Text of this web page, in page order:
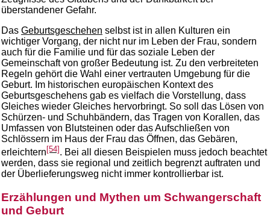
überstandener Gefahr.
Das Geburtsgeschehen selbst ist in allen Kulturen ein
wichtiger Vorgang, der nicht nur im Leben der Frau, sondern
auch für die Familie und für das soziale Leben der
Gemeinschaft von großer Bedeutung ist. Zu den verbreiteten
Regeln gehört die Wahl einer vertrauten Umgebung für die
Geburt. Im historischen europäischen Kontext des
Geburtsgeschehens gab es vielfach die Vorstellung, dass
Gleiches wieder Gleiches hervorbringt. So soll das Lösen von
Schürzen- und Schuhbändern, das Tragen von Korallen, das
Umfassen von Blutsteinen oder das Aufschließen von
Schlössern im Haus der Frau das Öffnen, das Gebären,
erleichtern [54] . Bei all diesen Beispielen muss jedoch beachtet
werden, dass sie regional und zeitlich begrenzt auftraten und
der Überlieferungsweg nicht immer kontrollierbar ist.
Erzählungen und Mythen um Schwangerschaft
und Geburt